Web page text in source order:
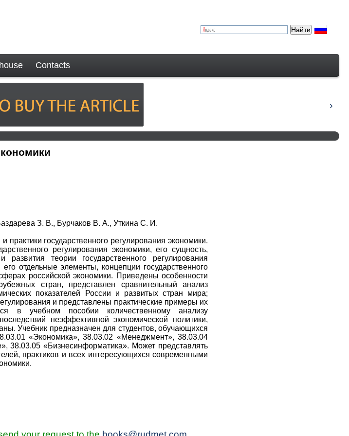
Contacts
З. В., Бурчаков В. А., Уткина С. И.
государственного регулирования экономики.
регулирования экономики, его сущность,
теории государственного регулирования
отдельные элементы, концепции государственного
российской экономики. Приведены особенности
стран, представлен сравнительный анализ
показателей России и развитых стран мира;
и представлены практические примеры их
в учебном пособии количественному анализу
неэффективной экономической политики,
Учебник предназначен для студентов, обучающихся
«Экономика», 38.03.02 «Менеджмент», 38.03.04
38.03.05 «Бизнесинформатика». Может представлять
практиков и всех интересующихся современными